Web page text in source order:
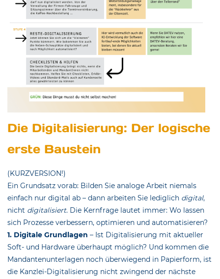
Die Digitalisierung: Der logische
erste Baustein
(KURZVERSION!)
Ein Grundsatz vorab: Bilden Sie analoge Arbeit niemals
einfach nur digital ab – dann arbeiten Sie lediglich digital,
nicht digitalisiert. Die Kernfrage lautet immer: Wo lassen
sich Prozesse verbessern, optimieren und automatisieren?
1. Digitale Grundlagen – Ist Digitalisierung mit aktueller
Soft- und Hardware überhaupt möglich? Und kommen die
Mandantenunterlagen noch überwiegend in Papierform, ist
die Kanzlei-Digitalisierung nicht zwingend der nächste